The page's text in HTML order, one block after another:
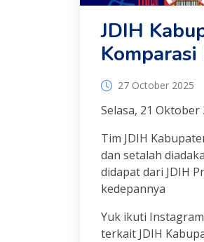
JDIH
27 October 2025
Selasa, 21 Oktober
Tim JDIH
dan setalah
didapat dari JDIH
kedepannya
Yuk ikuti
terkait JDIH